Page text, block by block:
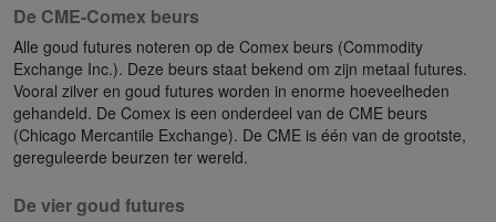
De CME-Comex beurs
Alle goud futures noteren op de Comex beurs (Commodity
Exchange Inc.). Deze beurs staat bekend om zijn metaal futures.
Vooral zilver en goud futures worden in enorme hoeveelheden
gehandeld. De Comex is een onderdeel van de CME beurs
(Chicago Mercantile Exchange). De CME is één van de grootste,
gereguleerde beurzen ter wereld.
De vier goud futures